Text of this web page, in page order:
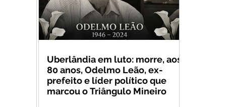
Uberlândia em luto: morre, aos
80 anos, Odelmo Leão, ex-
prefeito e líder político que
marcou o Triângulo Mineiro